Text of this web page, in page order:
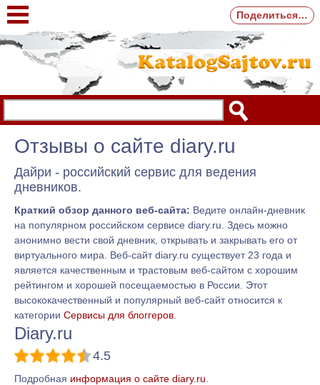
Отзывы о сайте diary.ru
Дайри - российский сервис для ведения
дневников.
Краткий обзор данного веб-сайта: Ведите онлайн-дневник
на популярном российском сервисе diary.ru. Здесь можно
анонимно вести свой дневник, открывать и закрывать его от
виртуального мира. Веб-сайт diary.ru существует 23 года и
является качественным и трастовым веб-сайтом с хорошим
рейтингом и хорошей посещаемостью в России. Этот
высококачественный и популярный веб-сайт относится к
категории Сервисы для блоггеров
Diary.ru
4.5
Подробная информация о сайте diary.ru
Поделиться…